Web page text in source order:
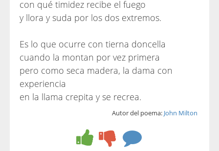
con qué timidez recibe el fuego
y llora y suda por los dos extremos.
Es lo que ocurre con tierna doncella
cuando la montan por vez primera
pero como seca madera, la dama con
experiencia
en la llama crepita y se recrea.
Autor del poema: John Milton